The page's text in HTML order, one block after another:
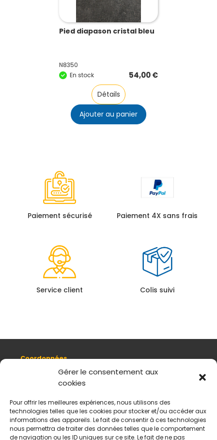
Gérer le consentement aux
cookies
Pour offrir les meilleures expériences, nous utilisons des
technologies telles que les cookies pour stocker et/ou accéder aux
informations des appareils. Le fait de consentir à ces technologies
nous permettra de traiter des données telles que le comportement
de navigation ou les ID uniques sur ce site. Le fait de ne pas
Pied diapason cristal bleu
N8350
En stock
54,00€
Détails
Ajouter au panier
Paiement sécurisé Paiement 4X sans frais
Service client Colis suivi
Coordonnées
8, quai Romain Rolland 69005 Lyon
+ 33 (0)4 78 42 55 04
Plan d'accès
Mentions légales
Politique de données personnelles